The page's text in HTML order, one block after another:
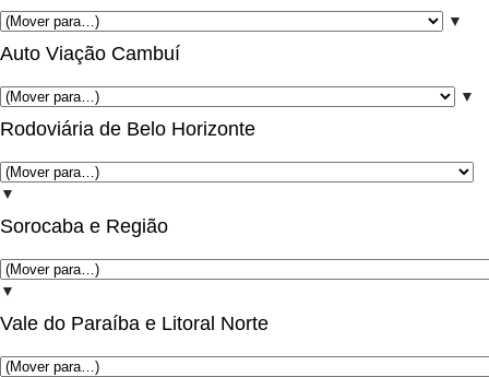
▼
Auto Viação Cambuí
▼
Rodoviária de Belo Horizonte
▼
Sorocaba e Região
▼
Vale do Paraíba e Litoral Norte